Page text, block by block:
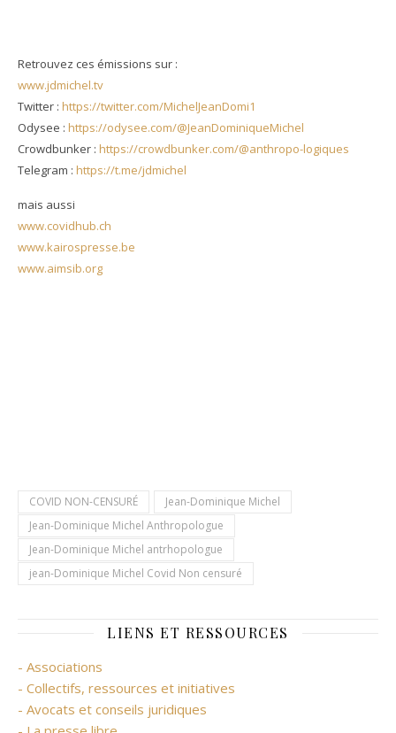
Retrouvez ces émissions sur :
www.jdmichel.tv
Twitter : https://twitter.com/MichelJeanDomi1
Odysee : https://odysee.com/@JeanDominiqueMichel
Crowdbunker : https://crowdbunker.com/@anthropo-logiques
Telegram : https://t.me/jdmichel
mais aussi
www.covidhub.ch
www.kairospresse.be
www.aimsib.org
COVID NON-CENSURÉ
Jean-Dominique Michel
Jean-Dominique Michel Anthropologue
Jean-Dominique Michel antrhopologue
jean-Dominique Michel Covid Non censuré
LIENS ET RESSOURCES
- Associations
- Collectifs, ressources et initiatives
- Avocats et conseils juridiques